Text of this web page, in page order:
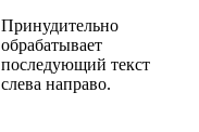
Принудительно
обрабатывает
последующий текст
слева направо.